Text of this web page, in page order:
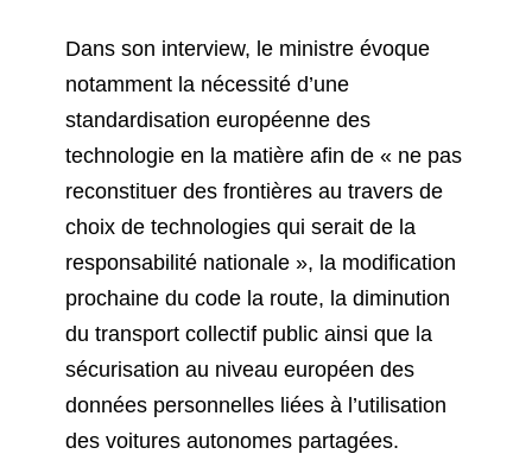
Dans son interview, le ministre évoque
notamment la nécessité d’une
standardisation européenne des
technologie en la matière afin de « ne pas
reconstituer des frontières au travers de
choix de technologies qui serait de la
responsabilité nationale », la modification
prochaine du code la route, la diminution
du transport collectif public ainsi que la
sécurisation au niveau européen des
données personnelles liées à l’utilisation
des voitures autonomes partagées.